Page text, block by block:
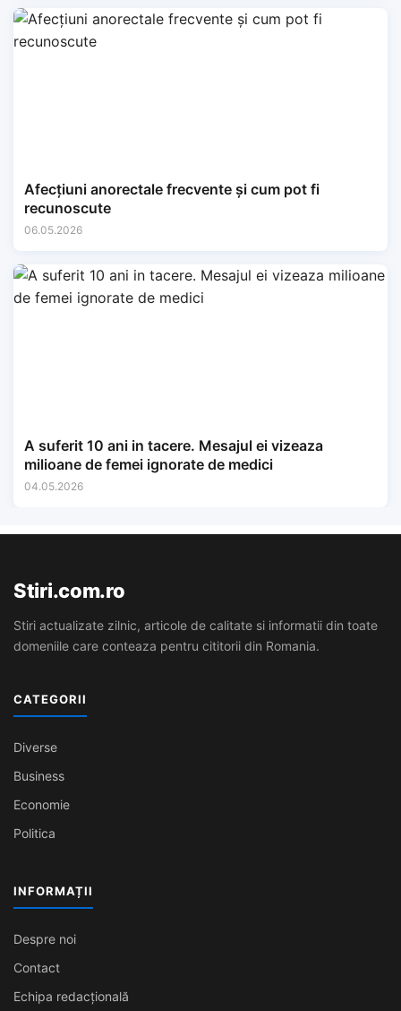
Afecțiuni anorectale frecvente și cum pot fi
recunoscute
06.05.2026
A suferit 10 ani in tacere. Mesajul ei vizeaza
milioane de femei ignorate de medici
04.05.2026
Stiri.com.ro
Stiri actualizate zilnic, articole de calitate si informatii din toate
domeniile care conteaza pentru cititorii din Romania.
CATEGORII
Diverse
Business
Economie
Politica
INFORMAȚII
Despre noi
Contact
Echipa redacțională